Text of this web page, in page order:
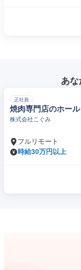
あな
正社員
焼肉専門店のホー
株式会社こぐみ
フルリモート
時給30万円以上